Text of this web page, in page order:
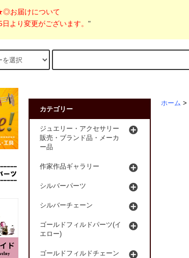
お届けについて
より変更がございます。 "
ホーム >
カテゴリー
ジュエリー・アクセサリー
販売・ブランド品・メーカ
ー品
作家作品ギャラリー
シルバーパーツ
シルバーチェーン
ゴールドフィルドパーツ(イ
エロー)
ゴールドフィルドチェーン